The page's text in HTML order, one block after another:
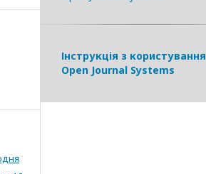
Інструкція з користування
Open Journal Systems